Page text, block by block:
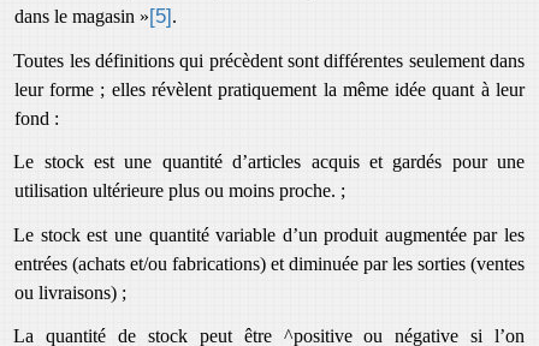
dans le magasin »[5].
Toutes les définitions qui précèdent sont différentes seulement dans
leur forme ; elles révèlent pratiquement la même idée quant à leur
fond :
Le stock est une quantité d’articles acquis et gardés pour une
utilisation ultérieure plus ou moins proche. ;
Le stock est une quantité variable d’un produit augmentée par les
entrées (achats et/ou fabrications) et diminuée par les sorties (ventes
ou livraisons) ;
La quantité de stock peut être ^positive ou négative si l’on